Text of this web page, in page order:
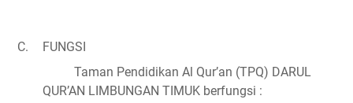
C.
FUNGSI
Taman Pendidikan Al Qur’an (TPQ) DARUL
QUR’AN LIMBUNGAN TIMUK berfungsi :